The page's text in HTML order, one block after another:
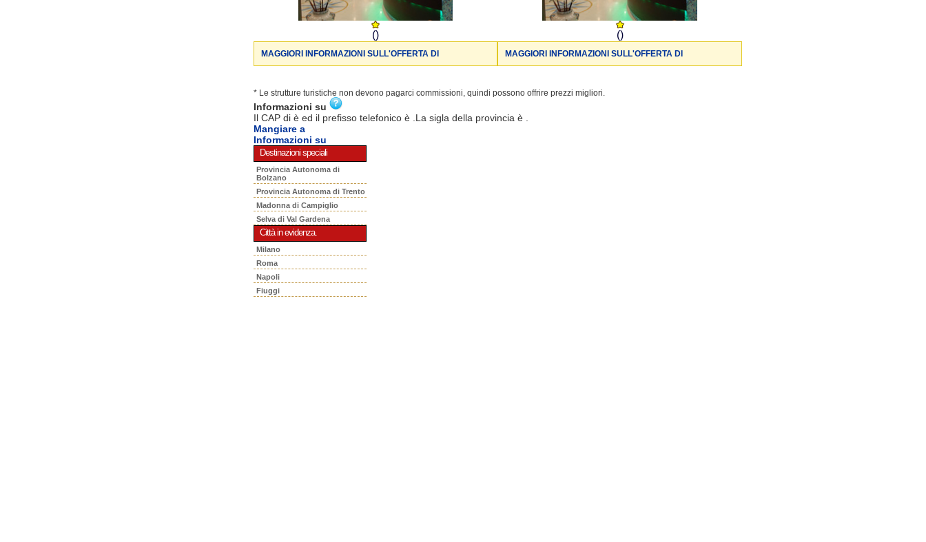
()
MAGGIORI INFORMAZIONI SULL'OFFERTA DI
()
MAGGIORI INFORMAZIONI SULL'OFFERTA DI
* Le strutture turistiche non devono pagarci commissioni, quindi possono offrire prezzi migliori.
Informazioni su
Il CAP di è ed il prefisso telefonico è .La sigla della provincia è .
Mangiare a
Informazioni su
Destinazioni speciali
Provincia Autonoma di
Bolzano
Provincia Autonoma di Trento
Madonna di Campiglio
Selva di Val Gardena
Città in evidenza.
Milano
Roma
Napoli
Fiuggi